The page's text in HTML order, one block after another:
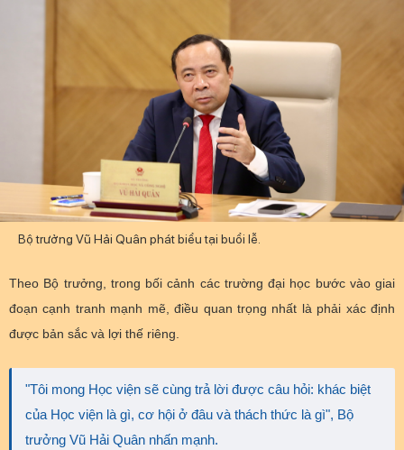
Bộ trưởng Vũ Hải Quân phát biểu tại buổi lễ.
Theo Bộ trưởng, trong bối cảnh các trường đại học bước vào giai
đoạn cạnh tranh mạnh mẽ, điều quan trọng nhất là phải xác định
được bản sắc và lợi thế riêng.
"Tôi mong Học viện sẽ cùng trả lời được câu hỏi: khác biệt
của Học viện là gì, cơ hội ở đâu và thách thức là gì", Bộ
trưởng Vũ Hải Quân nhấn mạnh.